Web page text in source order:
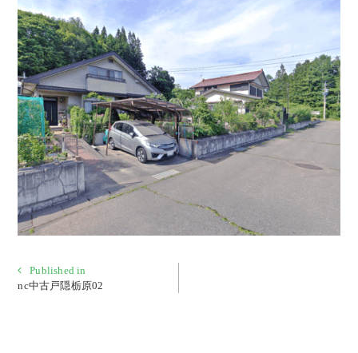
投
稿
Published in
nc中古戸隠栃原02